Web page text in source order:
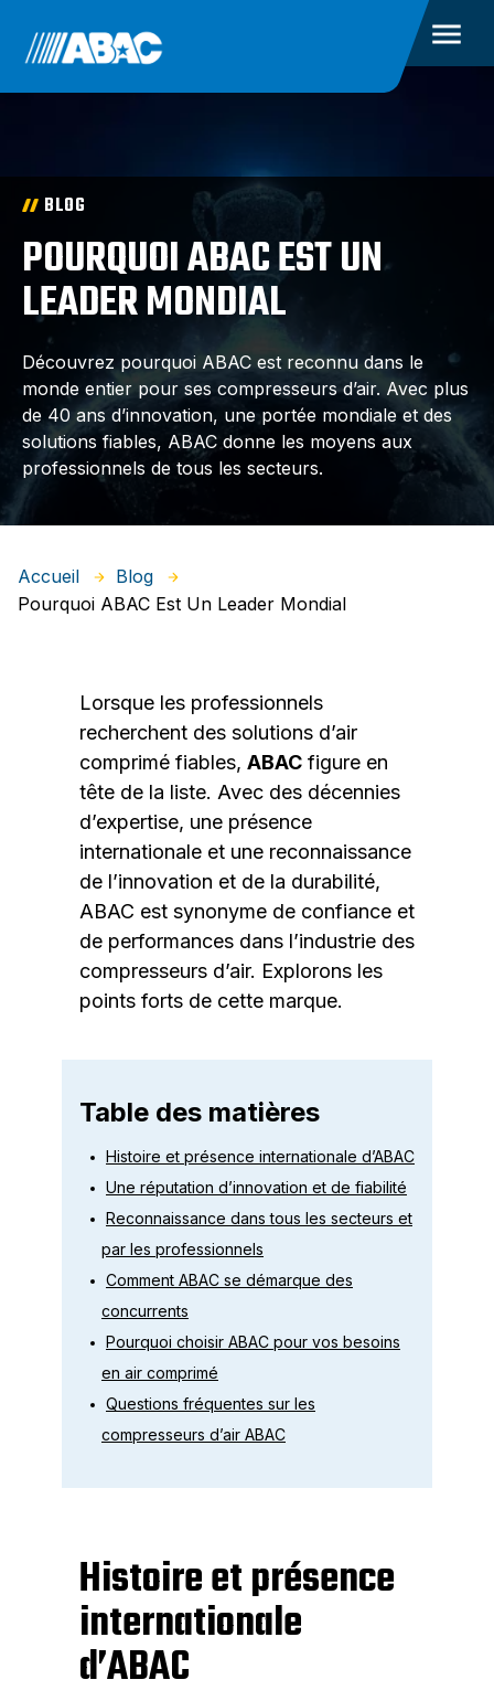
BLOG
POURQUOI ABAC EST UN
LEADER MONDIAL
Découvrez pourquoi ABAC est reconnu dans le
monde entier pour ses compresseurs d’air. Avec plus
de 40 ans d’innovation, une portée mondiale et des
solutions fiables, ABAC donne les moyens aux
professionnels de tous les secteurs.
Accueil
Blog
Pourquoi ABAC Est Un Leader Mondial
Lorsque les professionnels
recherchent des solutions d’air
comprimé fiables, ABAC figure en
tête de la liste. Avec des décennies
d’expertise, une présence
internationale et une reconnaissance
de l’innovation et de la durabilité,
ABAC est synonyme de confiance et
de performances dans l’industrie des
compresseurs d’air. Explorons les
points forts de cette marque.
Table des matières
Histoire et présence internationale d’ABAC
Une réputation d’innovation et de fiabilité
Reconnaissance dans tous les secteurs et
par les professionnels
Comment ABAC se démarque des
concurrents
Pourquoi choisir ABAC pour vos besoins
en air comprimé
Questions fréquentes sur les
compresseurs d’air ABAC
Histoire et présence
internationale
d’ABAC